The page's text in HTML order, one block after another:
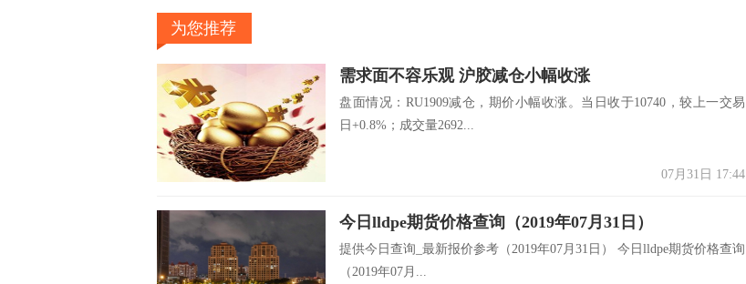
为您推荐
需求面不容乐观 沪胶减仓小幅收涨
盘面情况：RU1909减仓，期价小幅收涨。当日收于10740，较上一交易
日+0.8%；成交量2692...
07月31日 17:44
今日lldpe期货价格查询（2019年07月31日）
提供今日查询_最新报价参考（2019年07月31日） 今日lldpe期货价格查询
（2019年07月...